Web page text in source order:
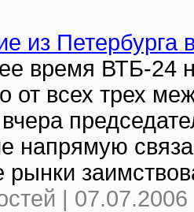
из Петербурга
время ВТБ-24
от всех трех
напрямую
рынки
| 07.07.2006